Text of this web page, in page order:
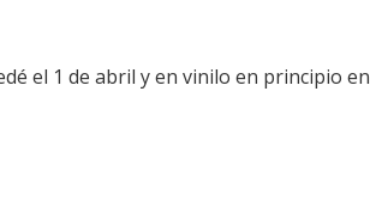
el 1 de abril y en vinilo en principio en